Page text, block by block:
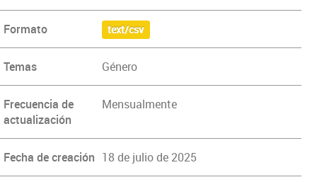
Formato text/csv
Temas Género
Frecuencia de
actualización
Mensualmente
Fecha de creación 18 de julio de 2025